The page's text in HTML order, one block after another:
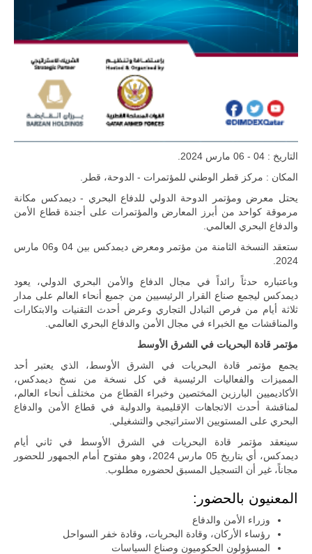
للمزيد
ليبيا | إنطلاق
تدريبات
فلينتلوك
جيوش وقادة
الليبية.
في خطوة
تُوصف بأنها
اختبار عملي
المسافات بين
المؤسستين
العسكريتين في
شرق البلاد
وغربها، وسط
حضور دولي
المتحدة وشراكة
مباشرة مع
أطراف ليبية
التاريخ : 04 - 06 مارس 2024.
المكان : مركز قطر الوطني للمؤتمرات - الدوحة، قطر.
يحتل معرض ومؤتمر الدوحة الدولي للدفاع البحري - ديمدكس مكانة
مرموقة كواحد من أبرز المعارض والمؤتمرات على أجندة قطاع الأمن
والدفاع البحري العالمي.
ستعقد النسخة الثامنة من مؤتمر ومعرض ديمدكس بين 04 و06 مارس
2024.
وباعتباره حدثاً رائداً في مجال الدفاع والأمن البحري الدولي، يعود
ديمدكس ليجمع صناع القرار الرئيسيين من جميع أنحاء العالم على مدار
ثلاثة أيام من فرص التبادل التجاري وعرض أحدث التقنيات والابتكارات
والمناقشات مع الخبراء في مجال الأمن والدفاع البحري العالمي.
مؤتمر قادة البحريات في الشرق الأوسط
يجمع مؤتمر قادة البحريات في الشرق الأوسط، الذي يعتبر أحد
المميزات والفعاليات الرئيسية في كل نسخة من نسخ ديمدكس،
الأكاديميين البارزين المختصين وخبراء القطاع من مختلف أنحاء العالم،
لمناقشة أحدث الاتجاهات الإقليمية والدولية في قطاع الأمن والدفاع
البحري على المستويين الاستراتيجي والتشغيلي.
سينعقد مؤتمر قادة البحريات في الشرق الأوسط في ثاني أيام
ديمدكس، أي بتاريخ 05 مارس 2024، وهو مفتوح أمام الجمهور للحضور
مجاناً، غير أن التسجيل المسبق لحضوره مطلوب.
المعنيون بالحضور:
وزراء الأمن والدفاع
رؤساء الأركان، وقادة البحريات، وقادة خفر السواحل
المسؤولون الحكوميون وصناع السياسات